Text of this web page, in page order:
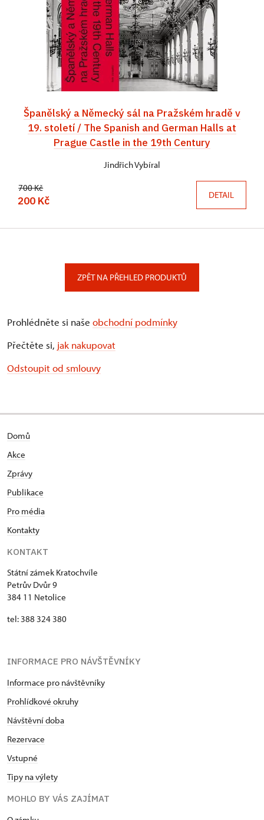
Španělský a Německý sál na Pražském hradě v
19. století / The Spanish and German Halls at
Prague Castle in the 19th Century
Jindřich Vybíral
700 Kč
200 Kč DETAIL
ZPĚT NA PŘEHLED PRODUKTŮ
Prohlédněte si naše obchodní podmínky
Přečtěte si, jak nakupovat
Odstoupit od smlouvy
Domů
Akce
Zprávy
Publikace
Pro média
Kontakty
KONTAKT
Státní zámek Kratochvíle
Petrův Dvůr 9
384 11 Netolice
tel: 388 324 380
INFORMACE PRO NÁVŠTĚVNÍKY
Informace pro návštěvníky
Prohlídkové okruhy
Návštěvní doba
Rezervace
Vstupné
Tipy na výlety
MOHLO BY VÁS ZAJÍMAT